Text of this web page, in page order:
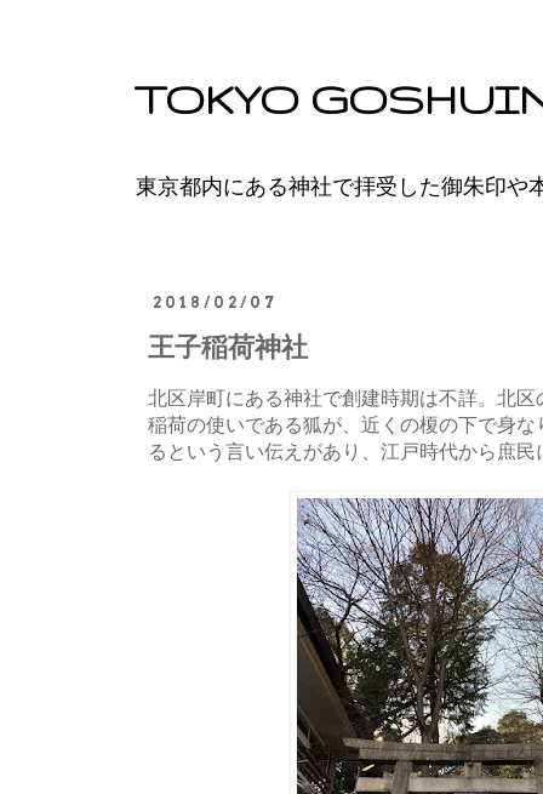
TOKYO
東京都内にある神社で拝受した御朱印や
2018/02/07
王子稲荷神社
北区岸町にある神社で創建時期は不詳。北
稲荷の使いである狐が、近くの榎の下で身
るという言い伝えがあり、江戸時代から庶